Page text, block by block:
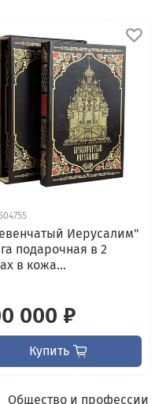
Иерусалим"
подарочная в 2
в кожа...
000 ₽
Купить
Общество и профессии